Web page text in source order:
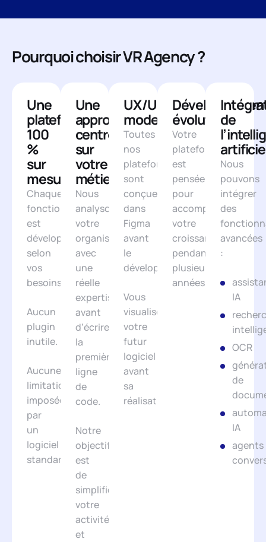
Pourquoi choisir VR Agency ?
Une
plateforme
100
%
sur
mesure
Chaque
fonctionnalité
est
développée
selon
vos
besoins.
Aucun
plugin
inutile.
Aucune
limitation
imposée
par
un
logiciel
standard.
Une
approche
centrée
sur
votre
métier
Nous
analysons
votre
organisation
avec
une
réelle
expertise
avant
d’écrire
la
première
ligne
de
code.
Notre
objectif
est
de
simplifier
votre
activité
et
UX/UI
moderne
Toutes
nos
plateformes
sont
conçues
dans
Figma
avant
le
développement.
Vous
visualisez
votre
futur
logiciel
avant
sa
réalisation.
évolutif
Votre
plateforme
est
pensée
pour
accompagner
votre
croissance
pendant
plusieurs
années.
de
Nous
pouvons
intégrer
des
avancées
:
IA
OCR
de
IA
agents